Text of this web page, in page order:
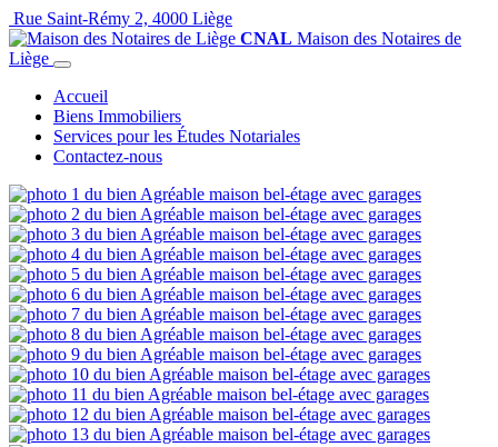
Rue Saint-Rémy 2, 4000 Liège
CNAL Maison des Notaires de
Liège
Accueil
Biens Immobiliers
Services pour les Études Notariales
Contactez-nous